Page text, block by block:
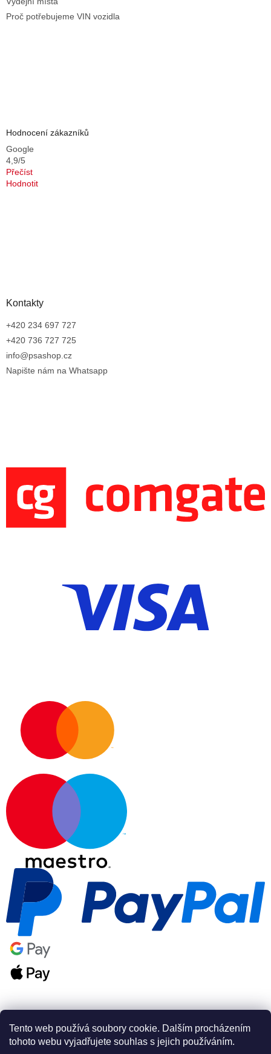
Tento web používá soubory cookie. Dalším procházením
tohoto webu vyjadřujete souhlas s jejich používáním.
Proč potřebujeme VIN vozidla
Hodnocení zákazníků
Google
4,9/5
Přečíst
Hodnotit
Kontakty
+420 234 697 727
+420 736 727 725
info@psashop.cz
Napište nám na Whatsapp
Vytvořil Shoptet Premium